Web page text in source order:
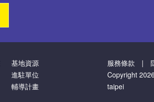
基地資源
進駐單位
輔導計畫
服務條款 |
Copyright
taipei